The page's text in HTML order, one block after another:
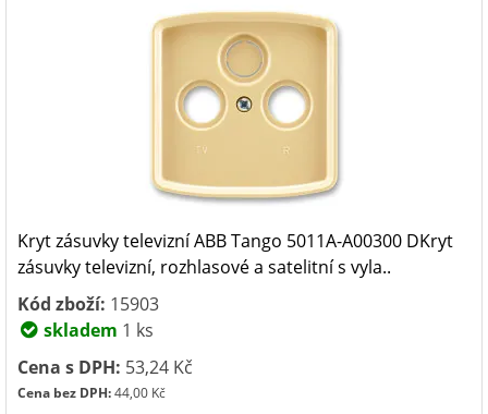
Kryt zásuvky televizní ABB Tango 5011A-A00300 DKryt
zásuvky televizní, rozhlasové a satelitní s vyla..
Kód zboží: 15903
skladem 1 ks
Cena s DPH: 53,24 Kč
Cena bez DPH:44,00 Kč